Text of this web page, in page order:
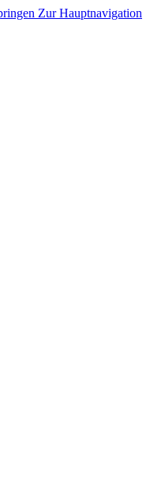
Zur Hauptnavigation